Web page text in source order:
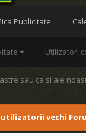
Utilizatori
Publicitate
sau ca si ale
vechi